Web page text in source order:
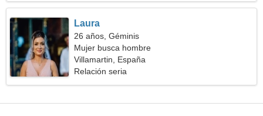
Laura
26 años, Géminis
Mujer busca hombre
Villamartin, España
Relación seria